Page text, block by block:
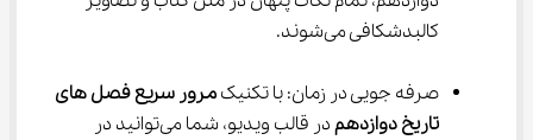
کالبدشکافی می‌شوند.
صرفه جویی در زمان: با تکنیک مرور سریع فصل های
تاریخ دوازدهم
در قالب ویدیو، شما می‌توانید در